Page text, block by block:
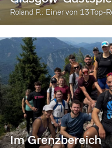
Roland P.: Einer von 13 Top-
Im Grenzbereich